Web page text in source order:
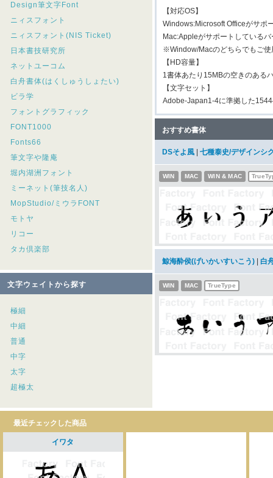
Design筆文字Font
ニィスフォント
ニィスフォント(NIS Ticket)
日本書技研究所
ネットユーコム
白舟書体(はくしゅうしょたい)
ビラ学
フォントグラフィック
FONT1000
Fonts66
筆文字や隆庵
堀内湖洲フォント
ミーネット(筆技名人)
MopStudio/ミウラFONT
モトヤ
リコー
タカ倶楽部
文字ウェイトから探す
極細
中細
普通
中字
太字
超極太
【対応OS】
Windows:Microsoft Officeがサポ
Mac:Appleがサポートしている
※Window/Macのどちらでもご使
【HD容量】
1書体あたり15MBの空きのある
【文字セット】
Adobe-Japan1-4に準拠した
おすすめ書体
DSそよ風 七種泰史/デザインシ
WIN MAC WIN & MAC
鯨海酔侯(げいかいすいこう) 白
WIN MAC TrueType
最近チェックした商品
イワタ